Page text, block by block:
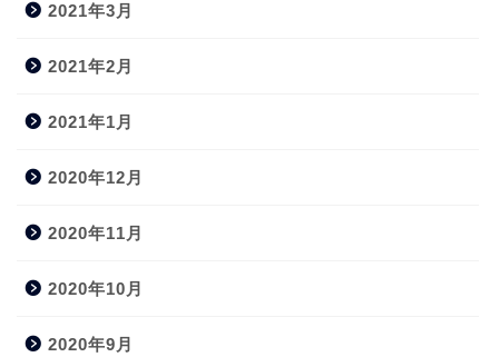
2021年3月
2021年2月
2021年1月
2020年12月
2020年11月
2020年10月
2020年9月